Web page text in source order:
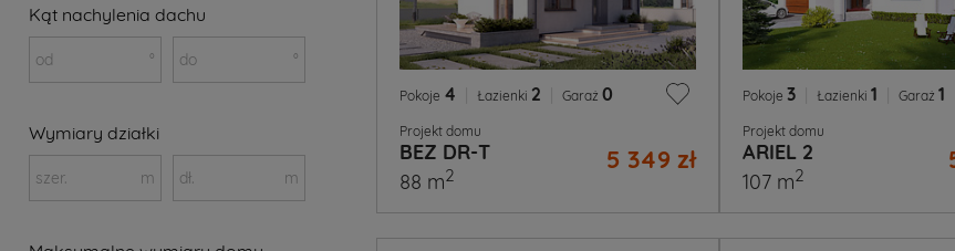
Pokoje 4 Łazienki 2 Garaż 0
Projekt domu
BEZ DR-T 5 349 zł
88 m2
Pokoje 3 Łazienki 1 Garaż 1
Projekt domu
ARIEL 2
107 m2
Kąt nachylenia dachu
od ° do °
Wymiary działki
szer. m dł. m